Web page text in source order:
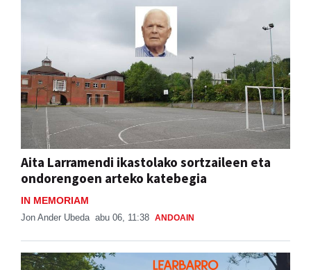
Aita Larramendi ikastolako sortzaileen eta
ondorengoen arteko katebegia
IN MEMORIAM
Jon Ander Ubeda abu 06, 11:38 ANDOAIN